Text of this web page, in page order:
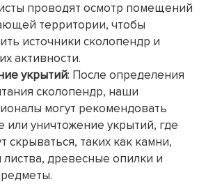
проводят осмотр помещений
территории, чтобы
источники сколопендр и
активности.
укрытий: После определения
сколопендр, наши
могут рекомендовать
или уничтожение укрытий, где
скрываться, таких как камни,
древесные опилки и